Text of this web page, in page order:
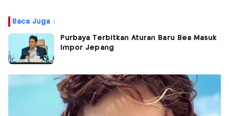
Baca Juga :
Purbaya Terbitkan Aturan Baru Bea Masuk
Impor Jepang